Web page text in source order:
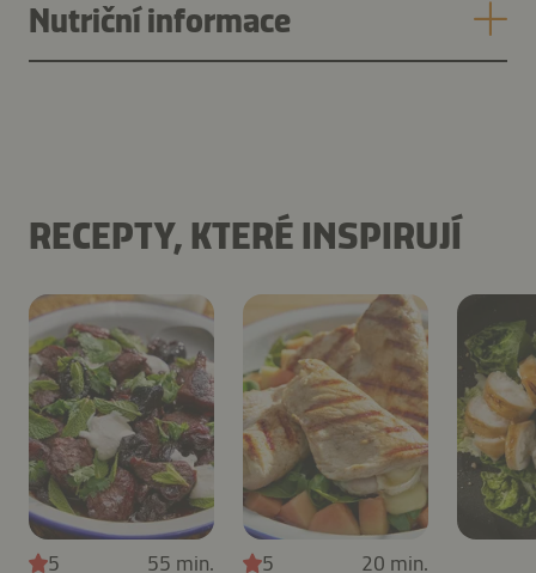
Nutriční informace
RECEPTY, KTERÉ INSPIRUJÍ
5 55 min. 5 20 min.